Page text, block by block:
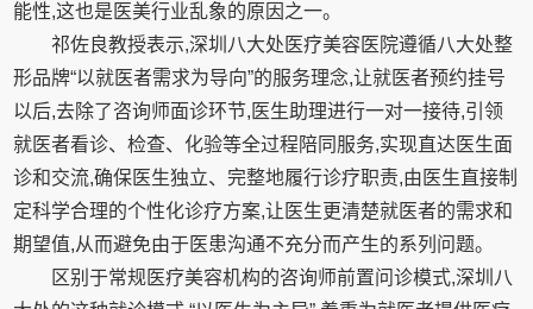
能性,这也是医美行业乱象的原因之一。
祁佐良教授表示,深圳八大处医疗美容医院遵循八大处整
形品牌“以就医者需求为导向”的服务理念,让就医者预约挂号
以后,去除了咨询师面诊环节,医生助理进行一对一接待,引领
就医者看诊、检查、化验等全过程陪同服务,实现直达医生面
诊和交流,确保医生独立、完整地履行诊疗职责,由医生直接制
定科学合理的个性化诊疗方案,让医生更清楚就医者的需求和
期望值,从而避免由于医患沟通不充分而产生的系列问题。
区别于常规医疗美容机构的咨询师前置问诊模式,深圳八